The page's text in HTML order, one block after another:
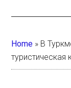
Home » В
туристическая